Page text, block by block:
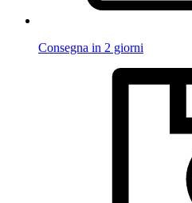
Consegna in 2 giorni